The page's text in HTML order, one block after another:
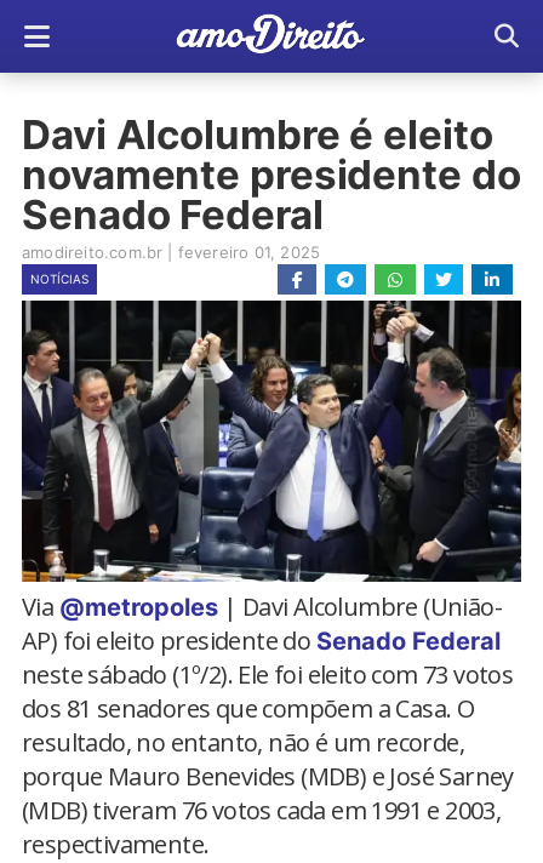
Davi Alcolumbre é eleito
novamente presidente do
Senado Federal
amodireito.com.br fevereiro 01, 2025
NOTÍCIAS
Via @metropoles| Davi Alcolumbre (União-
AP) foi eleito presidente do Senado Federal
neste sábado (1º/2). Ele foi eleito com 73 votos
dos 81 senadores que compõem a Casa. O
resultado, no entanto, não é um recorde,
porque Mauro Benevides (MDB) e José Sarney
(MDB) tiveram 76 votos cada em 1991 e 2003,
respectivamente.